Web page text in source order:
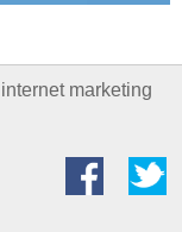
marketing